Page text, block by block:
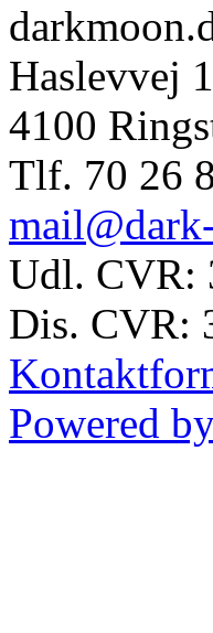
Haslevvej
4100
Tlf. 70 26
Udl. CVR:
Dis. CVR:
Powered